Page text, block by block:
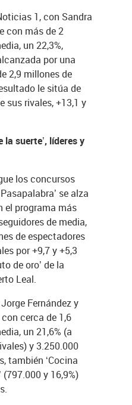
1, con Sandra
con más de 2
un 22,3%,
por una
2,9 millones de
le sitúa de
sus rivales, +13,1 y
la suerte’, líderes y
los concursos
se alza
el programa más
de media,
de espectadores
por +9,7 y +5,3
de oro’ de la
Leal.
Fernández y
cerca de 1,6
un 21,6% (a
y 3.250.000
también ‘Cocina
y 16,9%)